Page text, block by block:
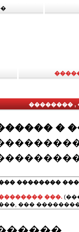
�������� ,
�
��������
���.
���